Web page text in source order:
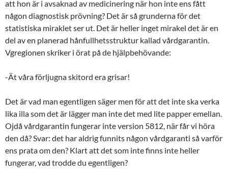
att hon är i avsaknad av medicinering när hon inte ens fått
någon diagnostisk prövning? Det är så grunderna för det
statistiska miraklet ser ut. Det är heller inget mirakel det är en
del av en planerad hånfullhetsstruktur kallad vårdgarantin.
Vgregionen skriker i örat på de hjälpbehövande:
-Ät våra förljugna skitord era grisar!
Det är vad man egentligen säger men för att det inte ska verka
lika illa som det är lägger man inte det med lite papper emellan.
Ojdå vårdgarantin fungerar inte version 5812, när får vi höra
den då? Svar: det har aldrig funnits någon vårdgaranti så varför
ens prata om den? Klart att det som inte finns inte heller
fungerar, vad trodde du egentligen?